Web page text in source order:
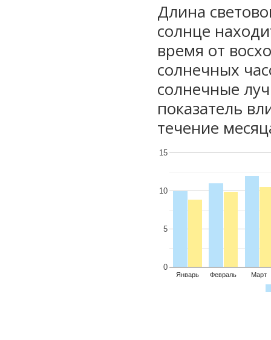
Длина
солнце
время от
солнечных
солнечные
показатель
течение
Январь Февраль Март
0
5
10
15